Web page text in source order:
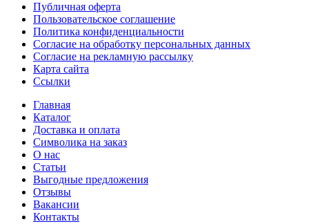
Публичная оферта
Пользовательское соглашение
Политика конфиденциальности
Согласие на обработку персональных данных
Согласие на рекламную рассылку
Карта сайта
Ссылки
Главная
Каталог
Доставка и оплата
Символика на заказ
О нас
Статьи
Выгодные предложения
Отзывы
Вакансии
Контакты